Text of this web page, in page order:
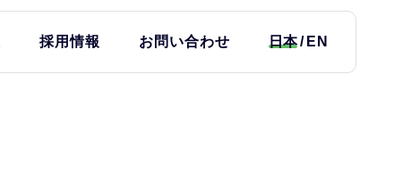
採用情報 お問い合わせ 日本 EN